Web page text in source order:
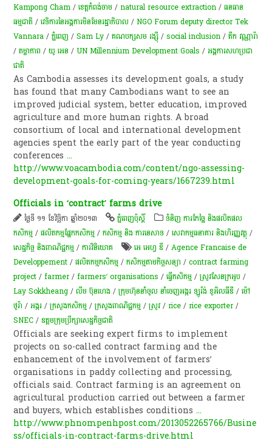
Kampong Cham /ខេត្តកំពង់ចាម /natural resource extraction /ធនធាន
ធម្មជាតិ /វេទិការនៃអង្គការមិនមែនរដ្ឋាភិបាល /NGO Forum deputy director Tek
Vannara /ភ្នំពេញ /Sam Ly /គណបក្សសម រង្ស៊ី /social inclusion /តឹក វណ្ណារ៉ា
/តម្លាភាព /យូ អេន /UN Millennium Development Goals /អង្គការសហប្រជា
ជាតិ
As Cambodia assesses its development goals, a study
has found that many Cambodians want to see an
improved judicial system, better education, improved
agriculture and more human rights. A broad
consortium of local and international development
agencies spent the early part of the year conducting
conferences...
http://www.voacambodia.com/content/ngo-assessing-
development-goals-for-coming-years/1667239.html
Officials in ‘contract’ farms drive
ថ្ងៃទី ១១ ខែវិច្ឆិកា ឆ្នាំ២០១៣ ភ្នំពេញប៉ុស្តិ៍
ទំនិញ ការកែច្នៃ និងផលិតផល
កសិកម្ម /​ផលិតកម្ម​ផ្នែក​កសិកម្ម​ /កសិកម្ម​ និង​ ការ​នេ​សាទ​ /សេវាកម្មធនាគារ និងហិរញ្ញវត្ថុ /
សេដ្ឋកិច្ច និងពាណិជ្ជកម្ម /ការវិនិយោគ អេ អេហ្វ ឌី /Agence Francaise de
Developpement /ផលិតកម្ម​កសិកម្ម​ /កសិកម្មតាមកិច្ចសន្យា /contract farming
project /farmer/farmers’ organisations /ធ្វើកសិកម្ម /ស្រូវ​សែន​ក្រអូប​ /
Lay Sokkheang /លឹម ប៊ុនហេង /ក្រុមហ៊ុននាំចូល នាំចេញអង្ករ ឡូរ៉ង់ ខូអិលធីឌី /ម៉ៅ
ថូរ៉ា/​អង្ករ /ក្រសួងកសិកម្ម /ក្រសួងពាណិជ្ជកម្ម /ស្រូវ /rice /rice exporter/
SNEC /ឧត្តមក្រុមប្រឹក្សាសេដ្ឋកិច្ចជាតិ
Officials are seeking expert firms to implement
projects on so-called contract farming and the
enhancement of the involvement of farmers’
organisations in paddy collecting and processing,
officials said. Contract farming is an agreement on
agricultural production carried out between a farmer
and buyers, which establishes conditions...
http://www.phnompenhpost.com/2013052265766/Busine
ss/officials-in-contract-farms-drive.html